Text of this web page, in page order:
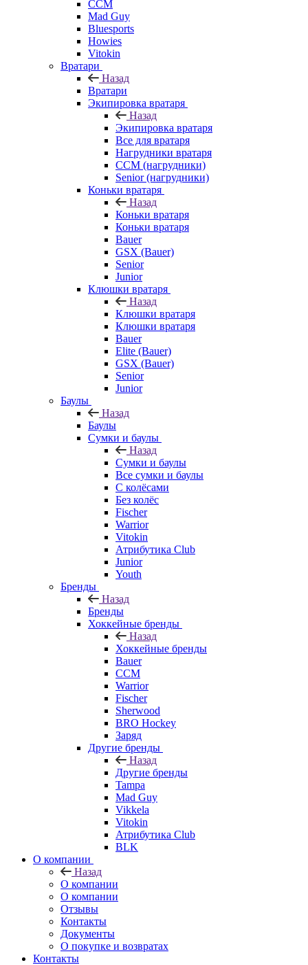
CCM
Mad Guy
Bluesports
Howies
Vitokin
Вратари
Назад
Вратари
Экипировка вратаря
Назад
Экипировка вратаря
Все для вратаря
Нагрудники вратаря
CCM (нагрудники)
Senior (нагрудники)
Коньки вратаря
Назад
Коньки вратаря
Коньки вратаря
Bauer
GSX (Bauer)
Senior
Junior
Клюшки вратаря
Назад
Клюшки вратаря
Клюшки вратаря
Bauer
Elite (Bauer)
GSX (Bauer)
Senior
Junior
Баулы
Назад
Баулы
Сумки и баулы
Назад
Сумки и баулы
Все сумки и баулы
С колёсами
Без колёс
Fischer
Warrior
Vitokin
Атрибутика Club
Junior
Youth
Бренды
Назад
Бренды
Хоккейные бренды
Назад
Хоккейные бренды
Bauer
CCM
Warrior
Fischer
Sherwood
BRO Hockey
Заряд
Другие бренды
Назад
Другие бренды
Tampa
Mad Guy
Vikkela
Vitokin
Атрибутика Club
BLK
О компании
Назад
О компании
О компании
Отзывы
Контакты
Документы
О покупке и возвратах
Контакты